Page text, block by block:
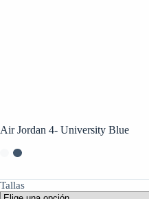
Air Jordan 4- University Blue
Tallas